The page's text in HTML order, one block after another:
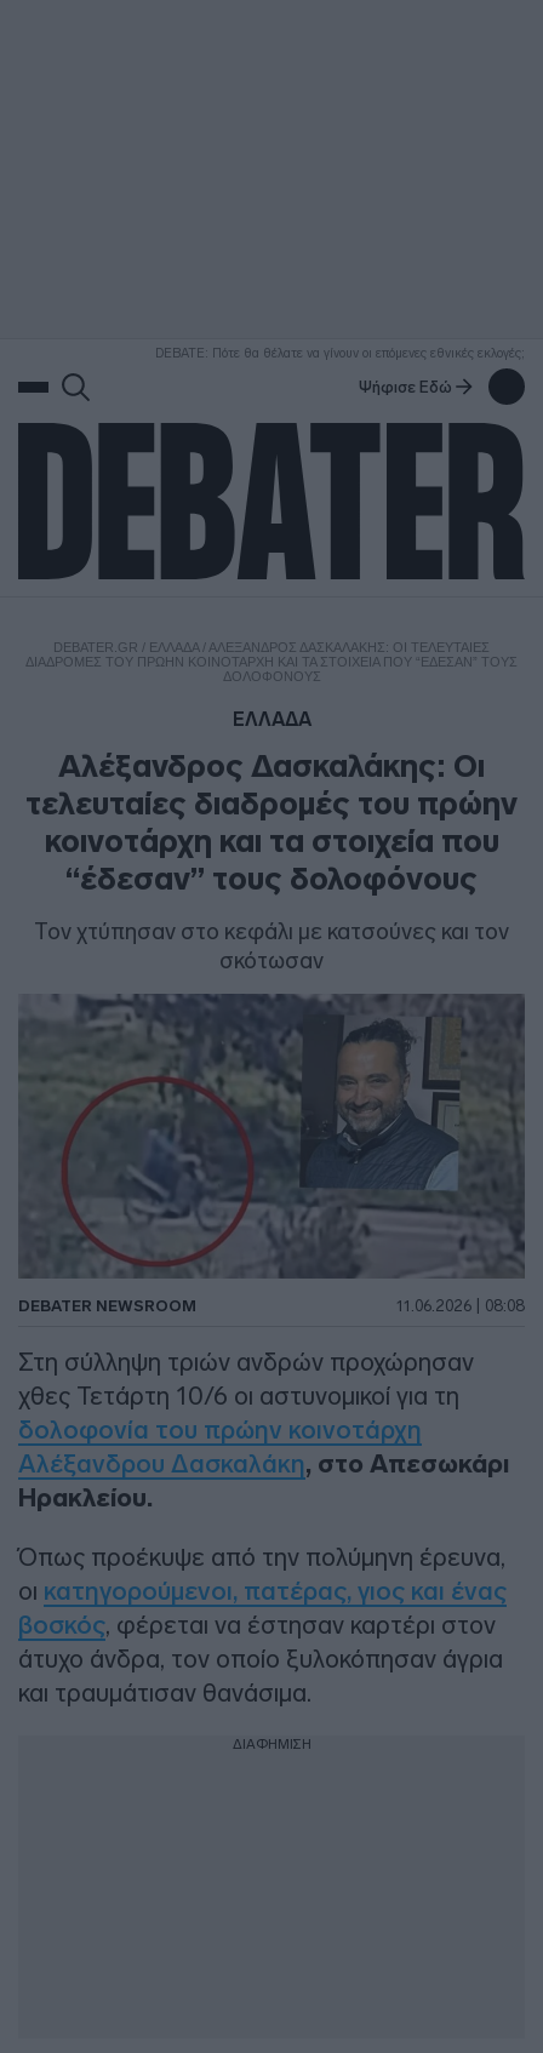
DEBATE: Πότε θα θέλατε να γίνουν οι επόμενες εθνικές εκλογές;
Ψήφισε Εδώ
DEBATER.GR / ΕΛΛΑΔΑ/ ΑΛΈΞΑΝΔΡΟΣ ΔΑΣΚΑΛΆΚΗΣ: ΟΙ ΤΕΛΕΥΤΑΊΕΣ
ΔΙΑΔΡΟΜΈΣ ΤΟΥ ΠΡΏΗΝ ΚΟΙΝΟΤΆΡΧΗ ΚΑΙ ΤΑ ΣΤΟΙΧΕΊΑ ΠΟΥ “ΈΔΕΣΑΝ” ΤΟΥΣ
ΔΟΛΟΦΌΝΟΥΣ
ΕΛΛΑΔΑ
Αλέξανδρος Δασκαλάκης: Οι
τελευταίες διαδρομές του πρώην
κοινοτάρχη και τα στοιχεία που
“έδεσαν” τους δολοφόνους
Τον χτύπησαν στο κεφάλι με κατσούνες και τον
σκότωσαν
DEBATER NEWSROOM 11.06.2026 | 08:08
Στη σύλληψη τριών ανδρών προχώρησαν
χθες Τετάρτη 10/6 οι αστυνομικοί για τη
δολοφονία του πρώην κοινοτάρχη
Αλέξανδρου Δασκαλάκη, στο Απεσωκάρι
Ηρακλείου.
Όπως προέκυψε από την πολύμηνη έρευνα,
οι κατηγορούμενοι, πατέρας, γιος και ένας
βοσκός, φέρεται να έστησαν καρτέρι στον
άτυχο άνδρα, τον οποίο ξυλοκόπησαν άγρια
και τραυμάτισαν θανάσιμα.
ΔΙΑΦΗΜΙΣΗ